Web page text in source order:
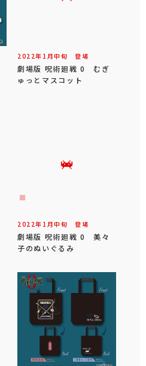
2022年 1 月中旬 登場
劇場版 呪術廻戦 0 むぎ
ゅっとマスコット
2022年 1 月中旬 登場
劇場版 呪術廻戦 0 美々
子のぬいぐるみ